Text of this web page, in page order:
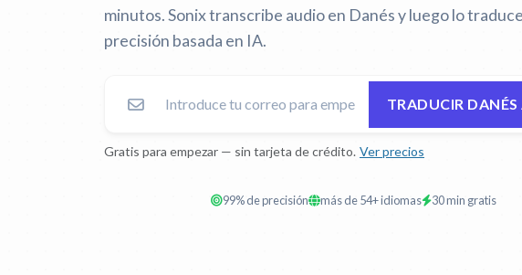
minutos. Sonix transcribe audio en Danés y luego lo
precisión basada en IA.
TRADUCIR DANÉS
Gratis para empezar — sin tarjeta de crédito. Ver precios
99% de precisión más de 54+ idiomas 30 min gratis